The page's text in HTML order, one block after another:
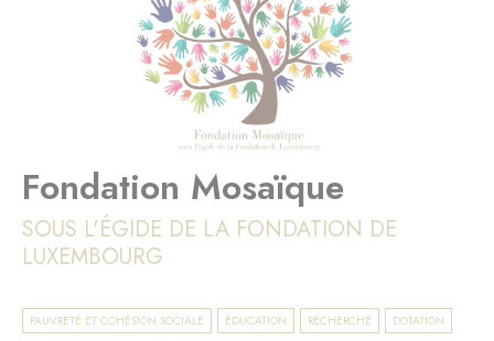
Fondation Mosaïque
SOUS L'ÉGIDE DE LA FONDATION DE
LUXEMBOURG
PAUVRETÉ ET COHÉSION SOCIALE ÉDUCATION RECHERCHE DOTATION